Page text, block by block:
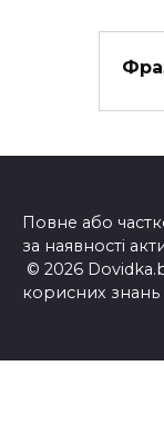
Повне або
за наявності
© 2026
корисних знань